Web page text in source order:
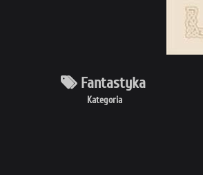
Kategoria
Fantastyka